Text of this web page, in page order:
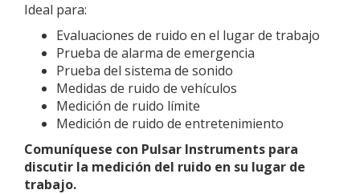
Ideal para:
Evaluaciones de ruido en el lugar de trabajo
Prueba de alarma de emergencia
Prueba del sistema de sonido
Medidas de ruido de vehículos
Medición de ruido límite
Medición de ruido de entretenimiento
Comuníquese con Pulsar Instruments para
discutir la medición del ruido en su lugar de
trabajo.